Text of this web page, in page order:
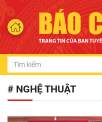
# NGHỆ THUẬT